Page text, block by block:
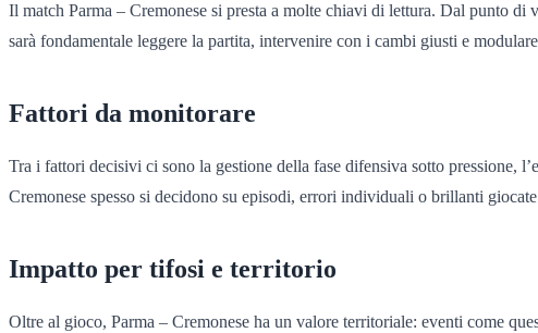
Il match Parma – Cremonese si presta a molte chiavi di lettura. Dal punto
sarà fondamentale leggere la partita, intervenire con i cambi giusti e
Fattori da monitorare
Tra i fattori decisivi ci sono la gestione della fase difensiva sotto pressione,
Cremonese spesso si decidono su episodi, errori individuali o brillanti
Impatto per tifosi e territorio
Oltre al gioco, Parma – Cremonese ha un valore territoriale: eventi come